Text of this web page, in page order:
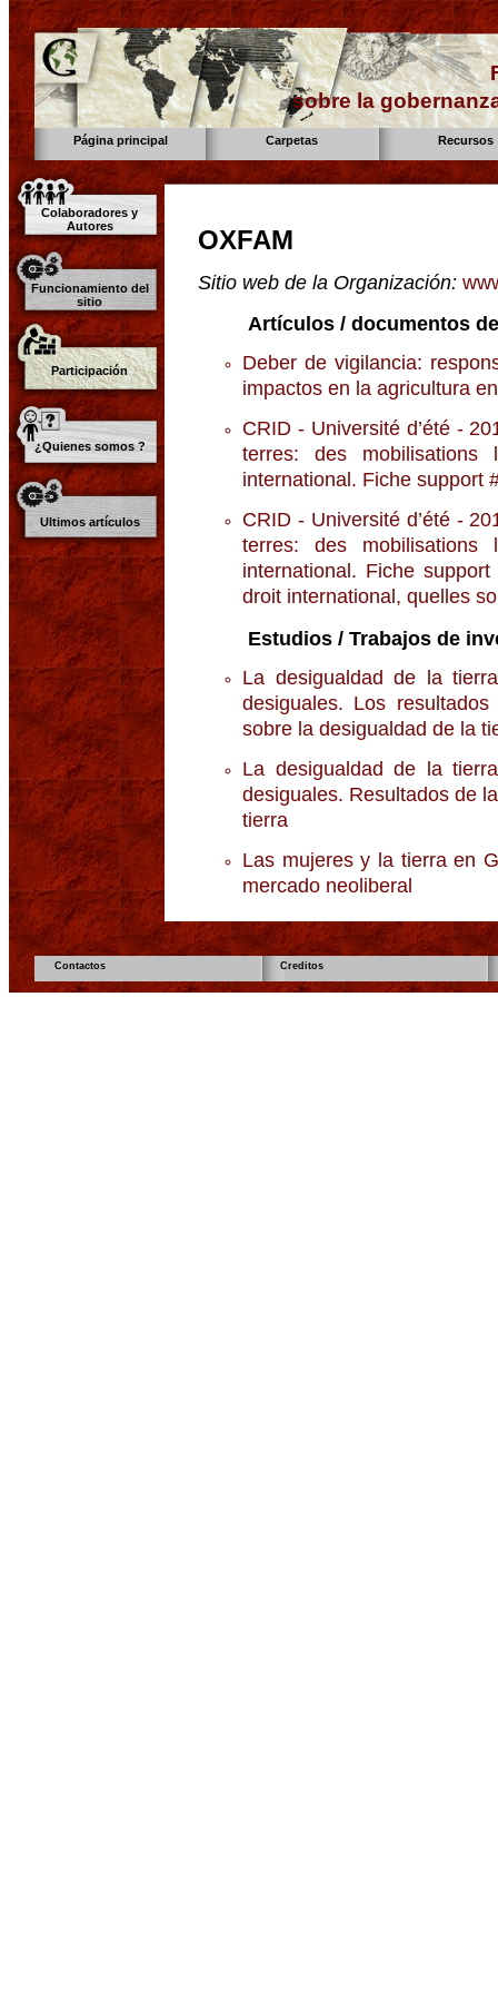
sobre la
Página principal Carpetas Recursos
Colaboradores y
Autores
Funcionamiento del
sitio
Participación
¿Quienes somos ?
Ultimos artículos
OXFAM
Sitio web de la Organización:
Artículos / documentos
Deber de vigilancia:
impactos en la agricultura
CRID - Université d’été -
terres: des mobilisations
international. Fiche support
CRID - Université d’été -
terres: des mobilisations
international. Fiche
droit international, quelles
Estudios / Trabajos de
La desigualdad de la
desiguales. Los
sobre la desigualdad de la
La desigualdad de la
desiguales. Resultados de
tierra
Las mujeres y la tierra en
mercado neoliberal
Contactos Creditos